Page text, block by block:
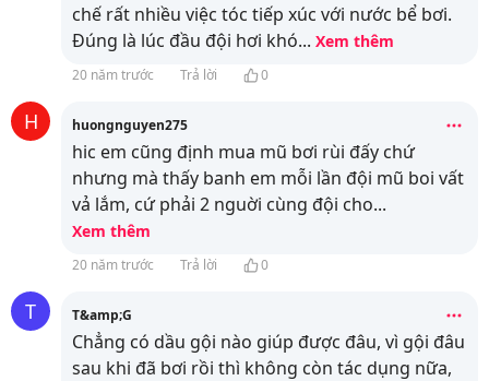
chế rất nhiều việc tóc tiếp xúc với nước bể bơi.
Đúng là lúc đầu đội hơi khó... Xem thêm
20 năm trước Trả lời 0
H huongnguyen275
hic em cũng định mua mũ bơi rùi đấy chứ
nhưng mà thấy banh em mỗi lần đội mũ boi vất
vả lắm, cứ phải 2 nguời cùng đội cho...
Xem thêm
20 năm trước Trả lời 0
T T&amp;G
Chẳng có dầu gội nào giúp được đâu, vì gội đâu
sau khi đã bơi rồi thì không còn tác dụng nữa,